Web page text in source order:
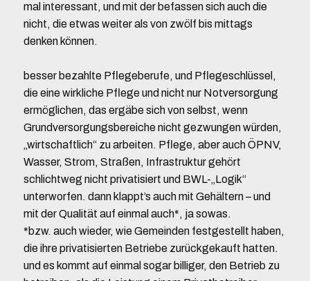
mal interessant, und mit der befassen sich auch die
nicht, die etwas weiter als von zwölf bis mittags
denken können.
besser bezahlte Pflegeberufe, und Pflegeschlüssel,
die eine wirkliche Pflege und nicht nur Notversorgung
ermöglichen, das ergäbe sich von selbst, wenn
Grundversorgungsbereiche nicht gezwungen würden,
„wirtschaftlich“ zu arbeiten. Pflege, aber auch ÖPNV,
Wasser, Strom, Straßen, Infrastruktur gehört
schlichtweg nicht privatisiert und BWL-„Logik“
unterworfen. dann klappt’s auch mit Gehältern – und
mit der Qualität auf einmal auch*, ja sowas.
*bzw. auch wieder, wie Gemeinden festgestellt haben,
die ihre privatisierten Betriebe zurückgekauft hatten.
und es kommt auf einmal sogar billiger, den Betrieb zu